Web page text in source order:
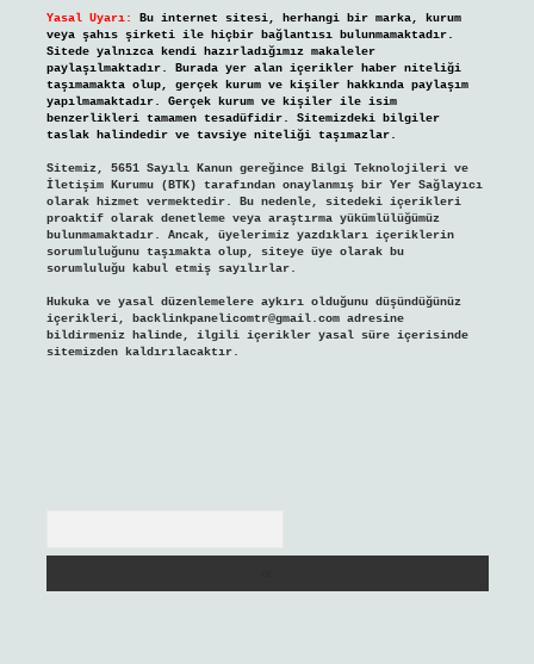
Yasal Uyarı:
Bu internet sitesi, herhangi bir marka, kurum
veya şahıs şirketi ile hiçbir bağlantısı bulunmamaktadır.
Sitede yalnızca kendi hazırladığımız makaleler
paylaşılmaktadır. Burada yer alan içerikler haber niteliği
taşımamakta olup, gerçek kurum ve kişiler hakkında paylaşım
yapılmamaktadır. Gerçek kurum ve kişiler ile isim
benzerlikleri tamamen tesadüfidir. Sitemizdeki bilgiler
taslak halindedir ve tavsiye niteliği taşımazlar.
Sitemiz, 5651 Sayılı Kanun gereğince Bilgi Teknolojileri ve
İletişim Kurumu (BTK) tarafından onaylanmış bir Yer Sağlayıcı
olarak hizmet vermektedir. Bu nedenle, sitedeki içerikleri
proaktif olarak denetleme veya araştırma yükümlülüğümüz
bulunmamaktadır. Ancak, üyelerimiz yazdıkları içeriklerin
sorumluluğunu taşımakta olup, siteye üye olarak bu
sorumluluğu kabul etmiş sayılırlar.
Hukuka ve yasal düzenlemelere aykırı olduğunu düşündüğünüz
içerikleri, backlinkpanelicomtr@gmail.comadresine
bildirmeniz halinde, ilgili içerikler yasal süre içerisinde
sitemizden kaldırılacaktır.